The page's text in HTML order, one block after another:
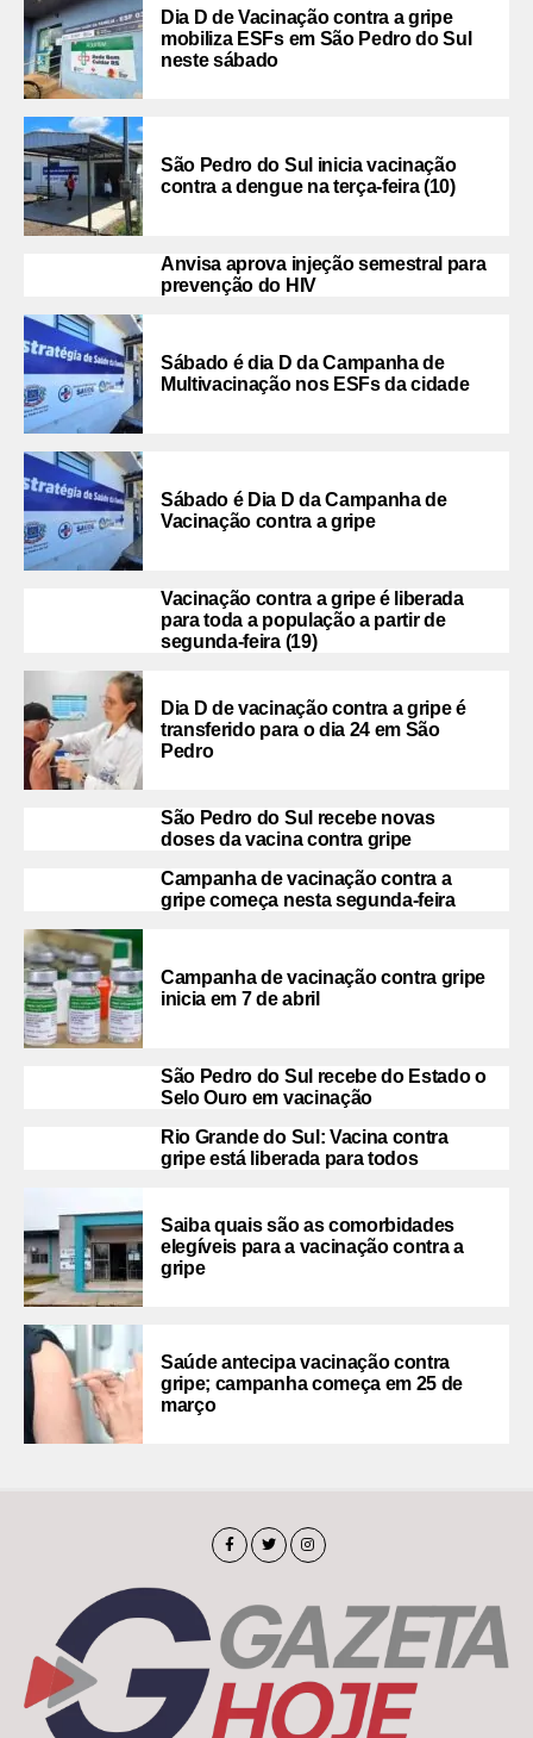
Dia D de Vacinação contra a gripe
mobiliza ESFs em São Pedro do Sul
neste sábado
São Pedro do Sul inicia vacinação
contra a dengue na terça-feira (10)
Anvisa aprova injeção semestral para
prevenção do HIV
Sábado é dia D da Campanha de
Multivacinação nos ESFs da cidade
Sábado é Dia D da Campanha de
Vacinação contra a gripe
Vacinação contra a gripe é liberada
para toda a população a partir de
segunda-feira (19)
Dia D de vacinação contra a gripe é
transferido para o dia 24 em São
Pedro
São Pedro do Sul recebe novas
doses da vacina contra gripe
Campanha de vacinação contra a
gripe começa nesta segunda-feira
Campanha de vacinação contra gripe
inicia em 7 de abril
São Pedro do Sul recebe do Estado o
Selo Ouro em vacinação
Rio Grande do Sul: Vacina contra
gripe está liberada para todos
Saiba quais são as comorbidades
elegíveis para a vacinação contra a
gripe
Saúde antecipa vacinação contra
gripe; campanha começa em 25 de
março